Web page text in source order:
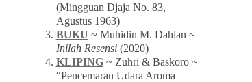
(Mingguan Djaja No. 83,
Agustus 1963)
BUKU ~ Muhidin M. Dahlan ~
Inilah Resensi(2020)
KLIPING~ Zuhri & Baskoro ~
“Pencemaran Udara Aroma